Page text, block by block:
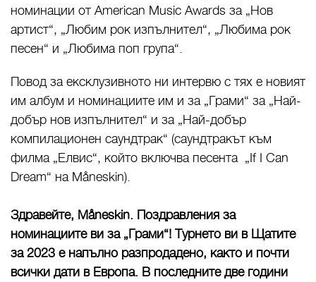
номинации от American Music Awards за „Нов
артист“, „Любим рок изпълнител“, „Любима рок
песен“ и „Любима поп група“.
Повод за ексклузивното ни интервю с тях е новият
им албум и номинациите им и за „Грами“ за „Най-
добър нов изпълнител“ и за „Най-добър
компилационен саундтрак“ (саундтракът към
филма „Елвис“, който включва песента „If I Can
Dream“ на Måneskin).
Здравейте, Måneskin. Поздравления за
номинациите ви за „Грами“! Турнето ви в Щатите
за 2023 е напълно разпродадено, както и почти
всички дати в Европа. В последните две години